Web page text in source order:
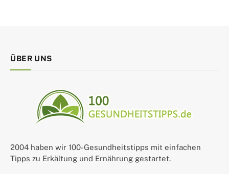
ÜBER UNS
2004 haben wir 100-Gesundheitstipps mit einfachen
Tipps zu Erkältung und Ernährung gestartet.